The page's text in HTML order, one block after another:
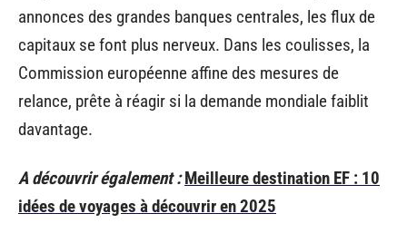
annonces des grandes banques centrales, les flux de
capitaux se font plus nerveux. Dans les coulisses, la
Commission européenne affine des mesures de
relance, prête à réagir si la demande mondiale faiblit
davantage.
A découvrir également : Meilleure destination EF : 10
idées de voyages à découvrir en 2025